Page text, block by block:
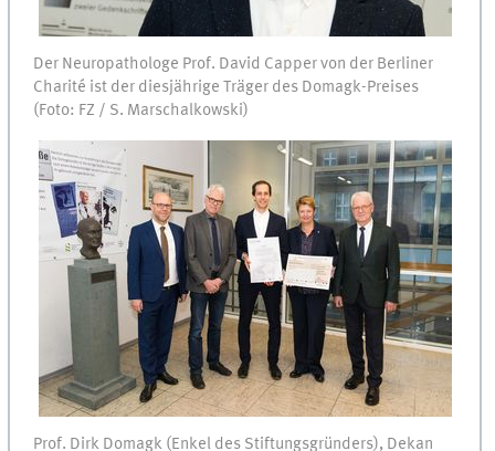
Der Neuropathologe Prof. David Capper von der Berliner
Charité ist der diesjährige Träger des Domagk-Preises
(Foto: FZ / S. Marschalkowski)
Prof. Dirk Domagk (Enkel des Stiftungsgründers), Dekan